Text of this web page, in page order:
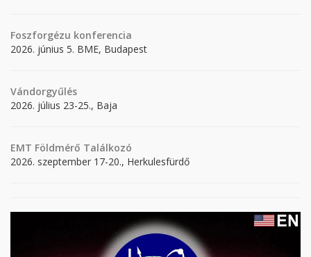
Foszforgézu konferencia
2026. június 5. BME, Budapest
Vándorgyűlés
2026. július 23-25., Baja
EMT Földmérő Találkozó
2026. szeptember 17-20., Herkulesfürdő